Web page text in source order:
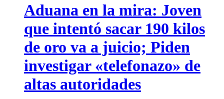
Aduana en la mira: Joven
que intentó sacar 190 kilos
de oro va a juicio; Piden
investigar «telefonazo» de
altas autoridades